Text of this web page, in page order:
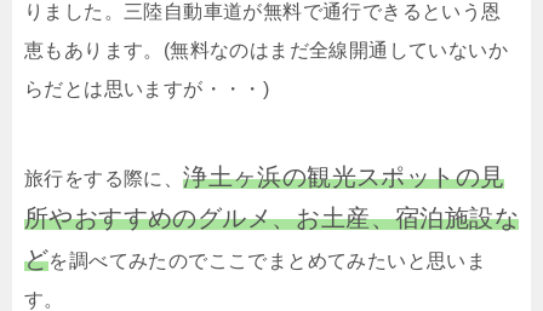
りました。三陸自動車道が無料で通行できるという恩
恵もあります。(無料なのはまだ全線開通していないか
らだとは思いますが・・・)
旅行をする際に、浄土ヶ浜の観光スポットの見
所やおすすめのグルメ、お土産、宿泊施設な
どを調べてみたのでここでまとめてみたいと思いま
す。